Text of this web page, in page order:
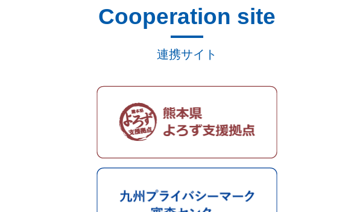
Cooperation site
連携サイト